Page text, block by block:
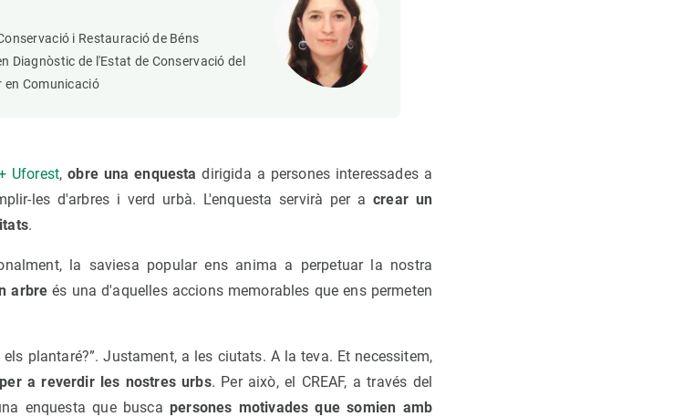
i Restauració de Béns
Diagnòstic de l'Estat de Conservació del
en Comunicació
Uforest, obre una enquesta dirigida a persones interessades a
les d'arbres i verd urbà. L'enquesta servirà per a crear un
.
la saviesa popular ens anima a perpetuar la nostra
arbreés una d'aquelles accions memorables que ens permeten
plantaré?”. Justament, a les ciutats. A la teva. Et necessitem,
a reverdir les nostres urbs. Per això, el CREAF, a través del
enquesta que buscapersones motivades que somien amb